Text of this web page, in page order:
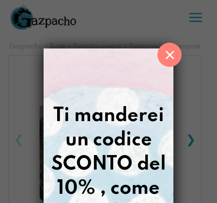
Salta
contenuto
Gazpacho > Buste > Portadocumenti > Portacompiti Essenziale
Ti manderei
un codice
SCONTO del
10% , come
×